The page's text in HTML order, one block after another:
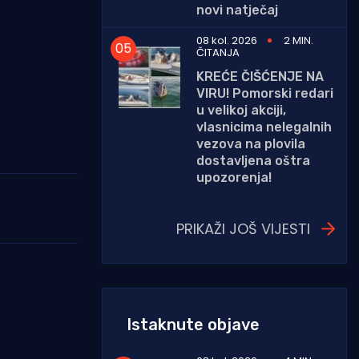
novi natječaj
08 kol. 2026
2 MIN.
ČITANJA
KREĆE ČIŠĆENJE NA
VIRU! Pomorski redari
u velikoj akciji,
vlasnicima nelegalnih
vezova na plovila
dostavljena oštra
upozorenja!
PRIKAŽI JOŠ VIJESTI
Istaknute objave